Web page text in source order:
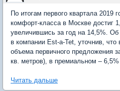
По итогам первого квартала 2019
комфорт-класса в Москве достиг
увеличившись за год на 14,5%.
в компании Est-a-Tet, уточнив, что
объема первичного предложения
кв. метров), в премиальном –
Читать дальше